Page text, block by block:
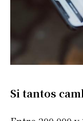
Si tantos